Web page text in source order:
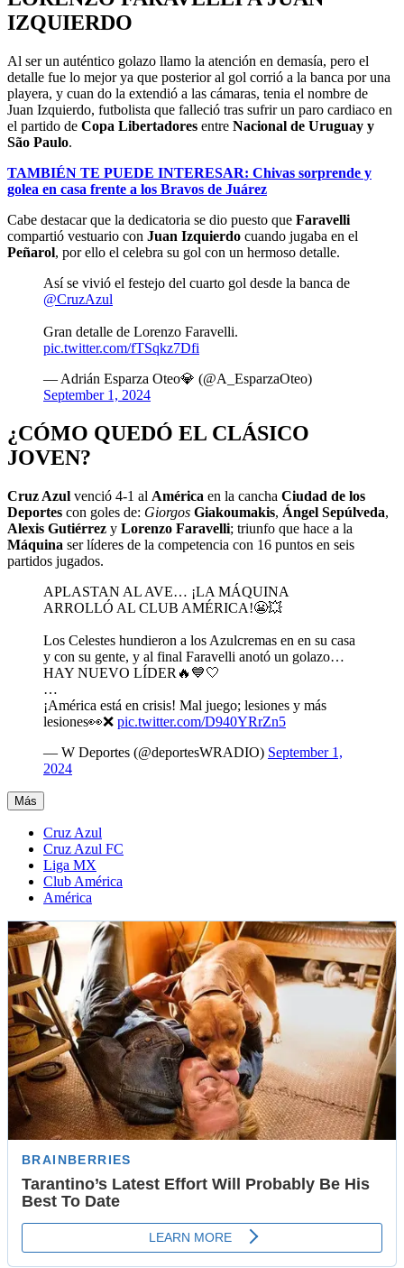
IZQUIERDO
Al ser un auténtico golazo llamo la atención en demasía, pero el
detalle fue lo mejor ya que posterior al gol corrió a la banca por una
playera, y cuan do la extendió a las cámaras, tenia el nombre de
Juan Izquierdo, futbolista que falleció tras sufrir un paro cardiaco en
el partido de Copa Libertadores entre Nacional de Uruguay y
São Paulo.
TAMBIÉN TE PUEDE INTERESAR: Chivas sorprende y
golea en casa frente a los Bravos de Juárez
Cabe destacar que la dedicatoria se dio puesto que Faravelli
compartió vestuario con Juan Izquierdo cuando jugaba en el
Peñarol, por ello el celebra su gol con un hermoso detalle.
Así se vivió el festejo del cuarto gol desde la banca de
@CruzAzul
Gran detalle de Lorenzo Faravelli.
pic.twitter.com/fTSqkz7Dfi
— Adrián Esparza Oteo💎 (@A_EsparzaOteo)
September 1, 2024
¿CÓMO QUEDÓ EL CLÁSICO
JOVEN?
Cruz Azul venció 4-1 al América en la cancha Ciudad de los
Deportes con goles de: Giorgos Giakoumakis, Ángel Sepúlveda,
Alexis Gutiérrez y Lorenzo Faravelli; triunfo que hace a la
Máquina ser líderes de la competencia con 16 puntos en seis
partidos jugados.
APLASTAN AL AVE… ¡LA MÁQUINA
ARROLLÓ AL CLUB AMÉRICA!😬💥
Los Celestes hundieron a los Azulcremas en en su casa
y con su gente, y al final Faravelli anotó un golazo…
HAY NUEVO LÍDER🔥💙🤍
…
¡América está en crisis! Mal juego; lesiones y más
lesiones👀❌ pic.twitter.com/D940YRrZn5
— W Deportes (@deportesWRADIO) September 1,
2024
Más
Cruz Azul
Cruz Azul FC
Liga MX
Club América
América